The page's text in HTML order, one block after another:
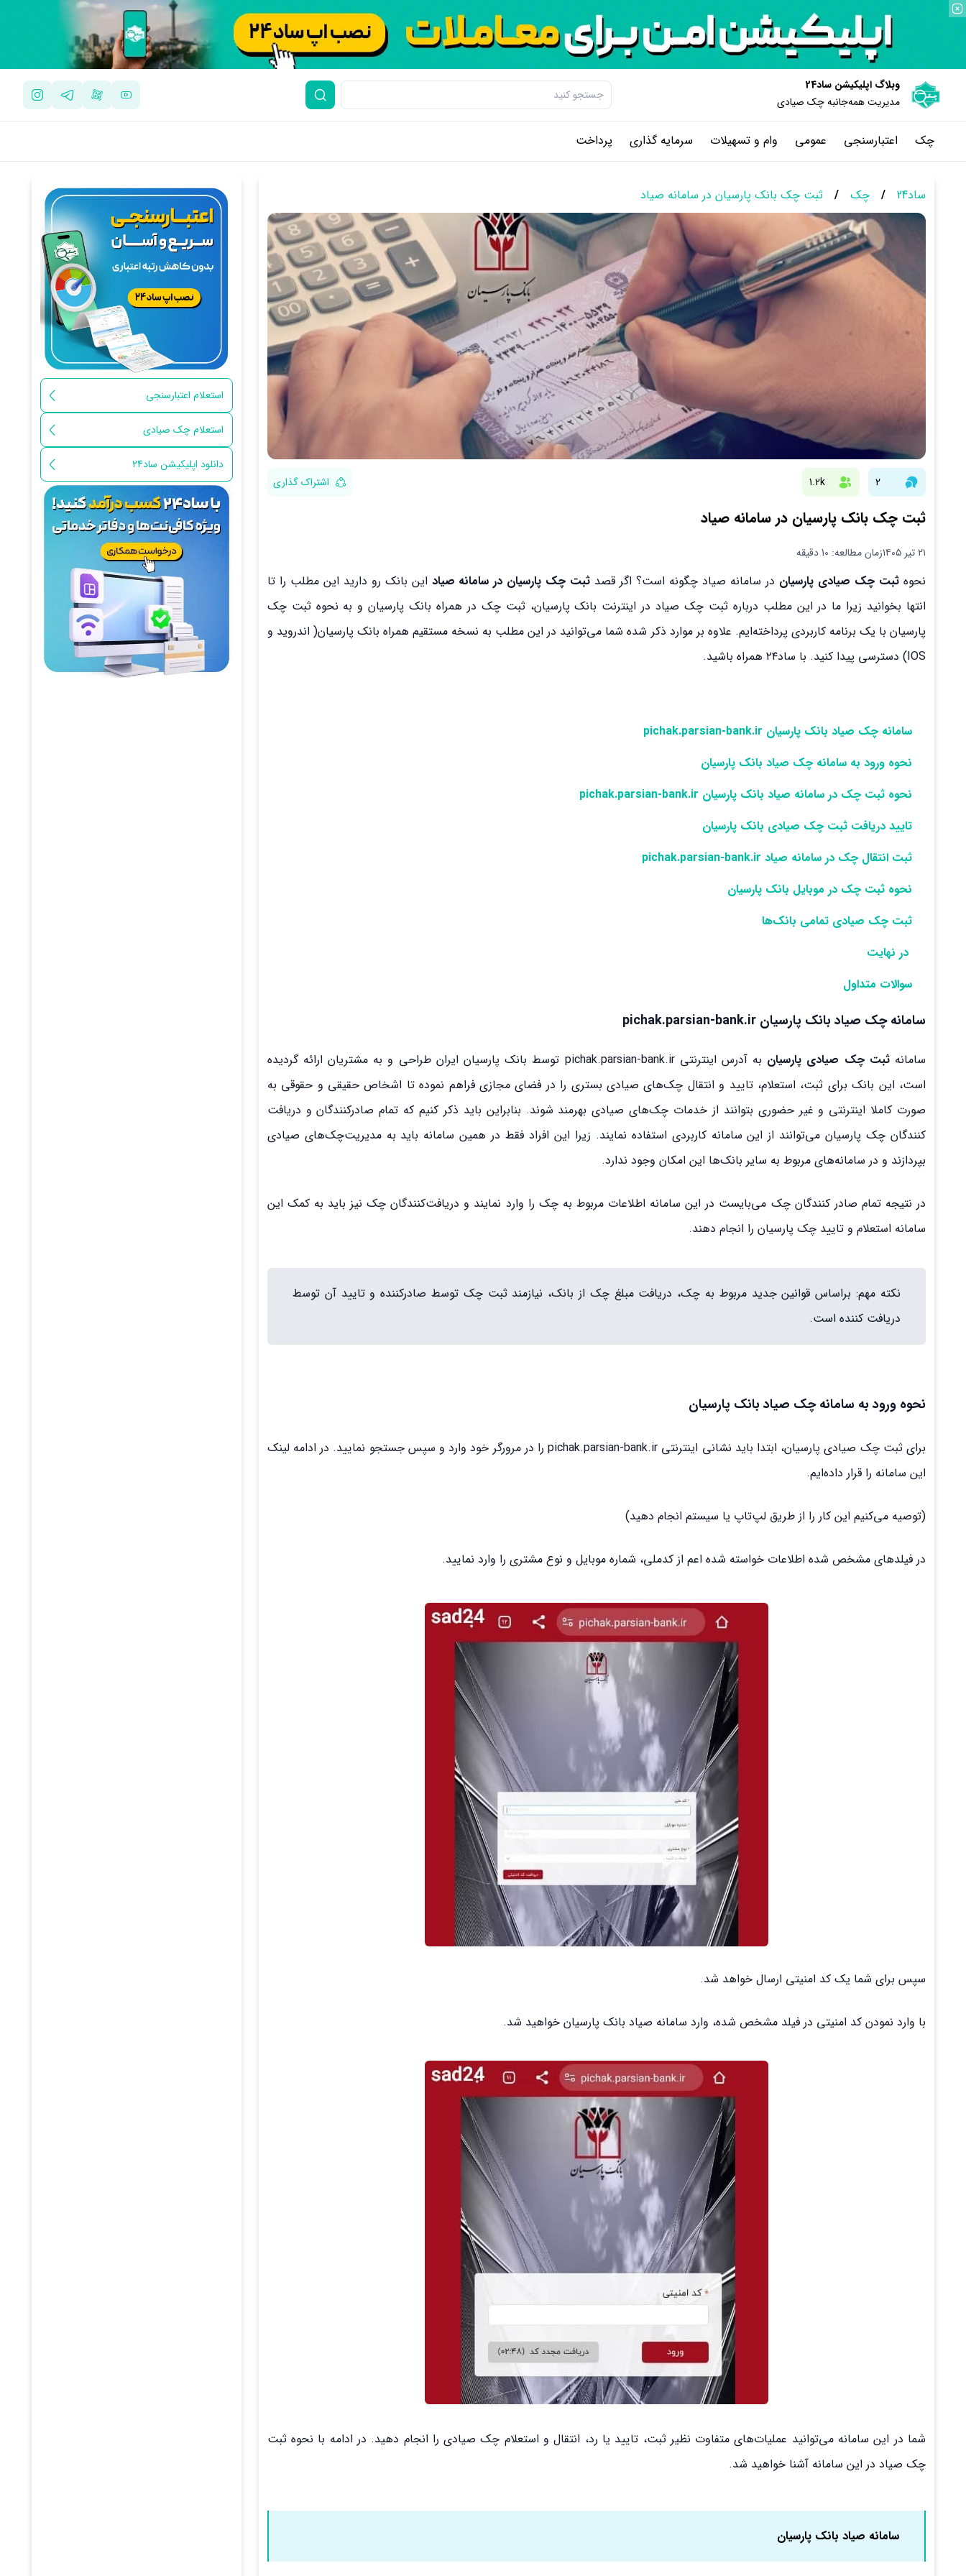
وبلاگ اپلیکیشن ساد24
مدیریت همه‌جانبه چک‌ صیادی
چک اعتبارسنجی عمومی وام و تسهیلات سرمایه گذاری پرداخت
ساد24 / چک / ثبت چک بانک پارسیان در سامانه صیاد
2
1.2k اشتراک گذاری
ثبت چک بانک پارسیان در سامانه صیاد
۲۱ تیر ۱۴۰۵ زمان مطالعه: 10 دقیقه
نحوه ثبت چک صیادی پارسیان در سامانه صیاد چگونه است؟ اگر قصد ثبت چک پارسیان در سامانه صیاد این بانک رو دارید این مطلب را تا
انتها بخوانید زیرا ما در این مطلب درباره ثبت چک صیاد در اینترنت بانک پارسیان، ثبت چک در همراه بانک پارسیان و به نحوه ثبت چک
پارسیان با یک برنامه کاربردی پرداخته‌ایم. علاوه بر موارد ذکر شده شما می‌توانید در این مطلب به نسخه مستقیم همراه بانک پارسیان( اندروید و
IOS) دسترسی پیدا کنید. با ساد۲۴ همراه باشید.
سامانه چک صیاد بانک پارسیان pichak.parsian-bank.ir
نحوه ورود به سامانه چک صیاد بانک پارسیان
نحوه ثبت چک در سامانه صیاد بانک پارسیان pichak.parsian-bank.ir
تایید دریافت ثبت چک صیادی بانک پارسیان
ثبت انتقال چک در سامانه صیاد pichak.parsian-bank.ir
نحوه ثبت چک در موبایل بانک پارسیان
ثبت چک صیادی تمامی بانک‌ها
در نهایت
سوالات متداول
سامانه چک صیاد بانک پارسیان pichak.parsian-bank.ir
سامانهثبت چک صیادی پارسیان
به آدرس اینترنتی pichak.parsian-bank.ir توسط بانک پارسیان ایران طراحی و به مشتریان ارائه گردیده
است، این بانک برای ثبت، استعلام، تایید و انتقال چک‌های صیادی بستری را در فضای مجازی فراهم نموده تا اشخاص حقیقی و حقوقی به
صورت کاملا اینترنتی و غیر حضوری بتوانند از خدمات چک‌های صیادی بهرمند شوند. بنابراین باید ذکر کنیم که تمام صادر‌کنندگان و دریافت
کنندگان چک پارسیان می‌توانند از این سامانه کاربردی استفاده نمایند. زیرا این افراد فقط در همین سامانه باید به مدیریت‌چک‌های صیادی
بپردازند و در سامانه‌های مربوط به سایر بانک‌ها این امکان وجود ندارد.
در نتیجه تمام صادر کنندگان چک می‌بایست در این سامانه اطلاعات مربوط به چک را وارد نمایند و دریافت‌کنندگان چک نیز باید به کمک این
سامانه استعلام و تایید چک پارسیان را انجام دهند.
نکته مهم: براساس قوانین جدید مربوط به‌ چک، دریافت مبلغ چک از بانک، نیازمند ثبت چک توسط صادرکننده و تایید آن توسط
دریافت کننده است.
نحوه ورود به سامانه چک صیاد بانک پارسیان
برای ثبت چک صیادی پارسیان، ابتدا باید نشانی اینترنتی pichak.parsian-bank.ir را در مرورگر خود وارد و سپس جستجو نمایید. در ادامه لینک
این سامانه را قرار داده‌ایم.
(توصیه می‌کنیم این کار را از طریق لپ‌تاپ یا سیستم انجام دهید)
در فیلدهای مشخص شده اطلاعات خواسته شده اعم از کدملی، شماره موبایل و نوع مشتری را وارد نمایید‌.
سپس برای شما یک کد امنیتی ارسال خواهد شد.
با وارد نمودن کد امنیتی در فیلد مشخص شده، وارد سامانه صیاد بانک پارسیان خواهید شد.
شما در این سامانه می‌توانید عملیات‌های متفاوت نظیر ثبت‌، تایید یا رد، انتقال و استعلام چک صیادی را انجام دهید. در ادامه با نحوه ثبت
چک صیاد در این سامانه آشنا خواهید شد.
سامانه صیاد بانک پارسیان
استعلام اعتبارسنجی
استعلام چک صیادی
دانلود اپلیکیشن ساد24